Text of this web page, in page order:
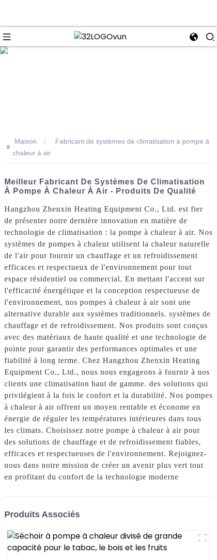
>> Maison
Fabricant de systèmes de climatisation à pompe à
chaleur à air
Meilleur Fabricant De Systèmes De Climatisation
À Pompe À Chaleur À Air - Produits De Qualité
Hangzhou Zhenxin Heating Equipment Co., Ltd. est fier
de présenter notre dernière innovation en matière de
technologie de climatisation : la pompe à chaleur à air. Nos
systèmes de pompes à chaleur utilisent la chaleur naturelle
de l'air pour fournir un chauffage et un refroidissement
efficaces et respectueux de l'environnement pour tout
espace résidentiel ou commercial. En mettant l'accent sur
l'efficacité énergétique et la conception respectueuse de
l'environnement, nos pompes à chaleur à air sont une
alternative durable aux systèmes traditionnels. systèmes de
chauffage et de refroidissement. Nos produits sont conçus
avec des matériaux de haute qualité et une technologie de
pointe pour garantir des performances optimales et une
fiabilité à long terme. Chez Hangzhou Zhenxin Heating
Equipment Co., Ltd., nous nous engageons à fournir à nos
clients une climatisation haut de gamme. des solutions qui
privilégient à la fois le confort et la durabilité. Nos pompes
à chaleur à air offrent un moyen rentable et économe en
énergie de réguler les températures intérieures dans tous
les climats. Choisissez notre pompe à chaleur à air pour
des solutions de chauffage et de refroidissement fiables,
efficaces et respectueuses de l'environnement. Rejoignez-
nous dans notre mission de créer un avenir plus vert tout
en profitant du confort de la technologie moderne
Produits Associés